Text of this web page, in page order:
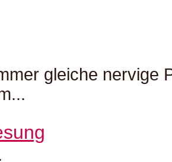
gleiche nervige